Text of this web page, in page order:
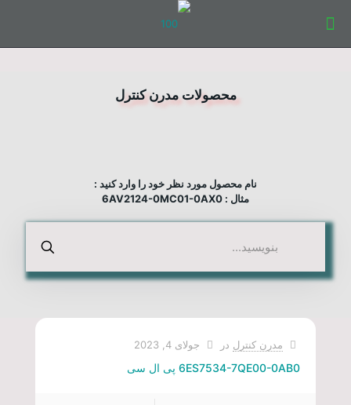
محصولات مدرن کنترل
نام محصول مورد نظر خود را وارد کنید :
مثال : 6AV2124-0MC01-0AX0
مدرن کنترل در جولای 4, 2023
6ES7534-7QE00-0AB0 پی ال سی